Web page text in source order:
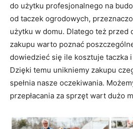
do użytku profesjonalnego na
od taczek ogrodowych,
użytku w domu. Dlatego też przed
zakupu warto poznać
dowiedzieć się ile kosztuje taczka
Dzięki temu unikniemy zakupu
spełnia nasze oczekiwania.
przepłacania za sprzęt wart dużo